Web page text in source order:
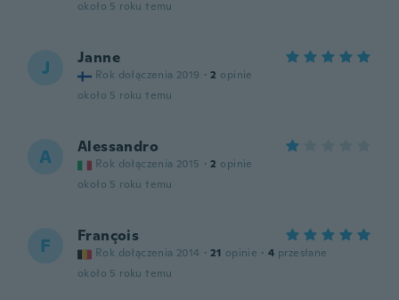
około 5 roku temu
J Janne
Rok dołączenia 2019 · 2 opinie
około 5 roku temu
A Alessandro
Rok dołączenia 2015 · 2 opinie
około 5 roku temu
F François
Rok dołączenia 2014 · 21 opinie · 4 przesłane
około 5 roku temu